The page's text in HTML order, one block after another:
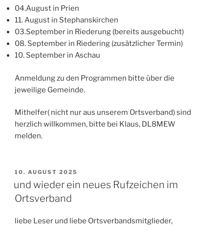
04.August in Prien
11. August in Stephanskirchen
03.September in Riederung (bereits ausgebucht)
08. September in Riedering (zusätzlicher Termin)
10. September in Aschau
Anmeldung zu den Programmen bitte über die
jeweilige Gemeinde.
Mithelfer( nicht nur aus unserem Ortsverband) sind
herzlich willkommen, bitte bei Klaus, DL8MEW
melden.
VERÖFFENTLICHT
10. AUGUST 2025
und wieder ein neues Rufzeichen im
Ortsverband
liebe Leser und liebe Ortsverbandsmitglieder,